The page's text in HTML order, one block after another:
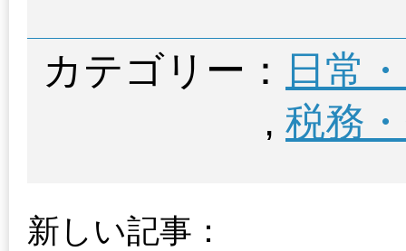
カテゴリー： 日常
, 税務
新しい記事：